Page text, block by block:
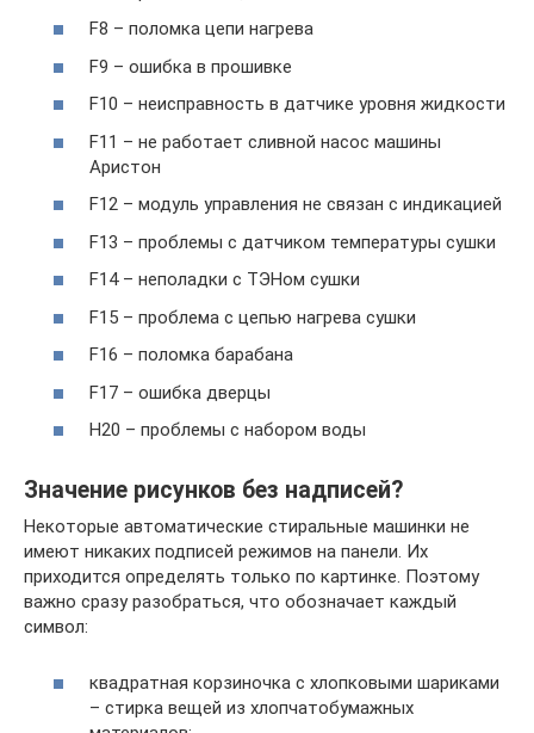
F8 – поломка цепи нагрева
F9 – ошибка в прошивке
F10 – неисправность в датчике уровня жидкости
F11 – не работает сливной насос машины
Аристон
F12 – модуль управления не связан с индикацией
F13 – проблемы с датчиком температуры сушки
F14 – неполадки с ТЭНом сушки
F15 – проблема с цепью нагрева сушки
F16 – поломка барабана
F17 – ошибка дверцы
H20 – проблемы с набором воды
Значение рисунков без надписей?
Некоторые автоматические стиральные машинки не
имеют никаких подписей режимов на панели. Их
приходится определять только по картинке. Поэтому
важно сразу разобраться, что обозначает каждый
символ:
квадратная корзиночка с хлопковыми шариками
– стирка вещей из хлопчатобумажных